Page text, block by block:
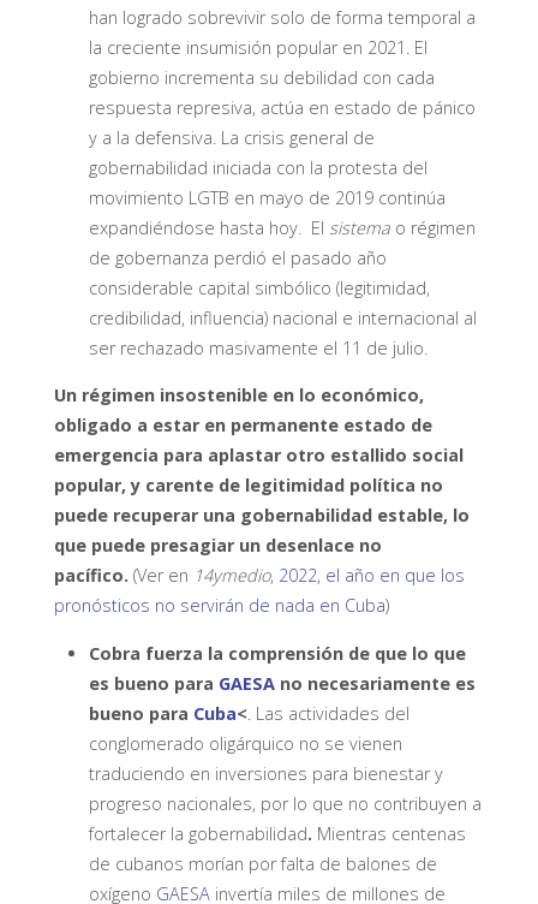
han logrado sobrevivir solo de forma temporal a
la creciente insumisión popular en 2021. El
gobierno incrementa su debilidad con cada
respuesta represiva, actúa en estado de pánico
y a la defensiva. La crisis general de
gobernabilidad iniciada con la protesta del
movimiento LGTB en mayo de 2019 continúa
expandiéndose hasta hoy. El sistemao régimen
de gobernanza perdió el pasado año
considerable capital simbólico (legitimidad,
credibilidad, influencia) nacional e internacional al
ser rechazado masivamente el 11 de julio.
Un régimen insostenible en lo económico,
obligado a estar en permanente estado de
emergencia para aplastar otro estallido social
popular, y carente de legitimidad política no
puede recuperar una gobernabilidad estable, lo
que puede presagiar un desenlace no
pacífico. (Ver en 14ymedio, 2022, el año en que los
pronósticos no servirán de nada en Cuba)
Cobra fuerza la comprensión de que lo que
es bueno para GAESAno necesariamente es
bueno para Cuba< . Las actividades del
conglomerado oligárquico no se vienen
traduciendo en inversiones para bienestar y
progreso nacionales, por lo que no contribuyen a
fortalecer la gobernabilidad. Mientras centenas
de cubanos morían por falta de balones de
oxígeno GAESA invertía miles de millones de